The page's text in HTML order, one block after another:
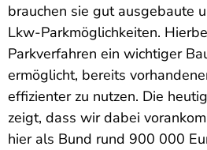
brauchen sie gut ausgebaute
Lkw-Parkmöglichkeiten.
Parkverfahren ein wichtiger
ermöglicht, bereits
effizienter zu nutzen. Die
zeigt, dass wir dabei
hier als Bund rund 900 000